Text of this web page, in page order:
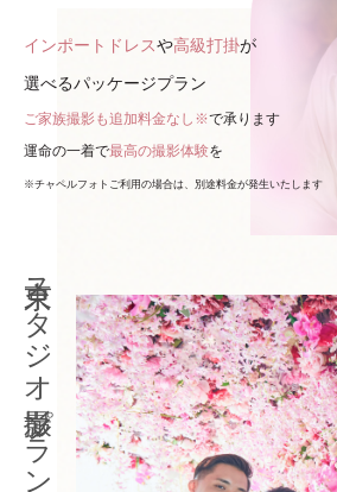
インポートドレスや高級打掛が
選べるパッケージプラン
ご家族撮影も追加料金なし※で承ります
運命の一着で最高の撮影体験を
※チャペルフォトご利用の場合は、別途料金が発生いたします
東京スタジオ撮影プラン